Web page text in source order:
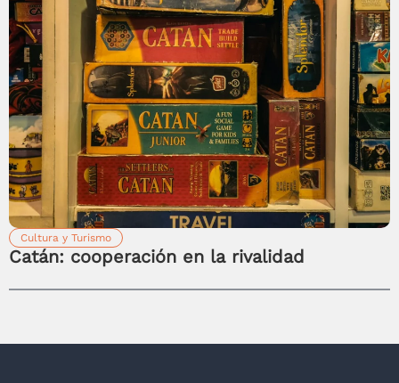
Cultura y Turismo
Catán: cooperación en la rivalidad